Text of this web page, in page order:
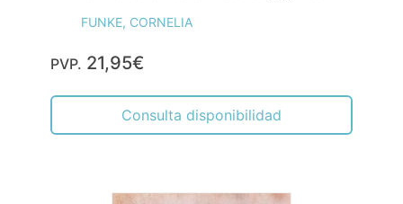
FUNKE, CORNELIA
PVP. 21,95€
Consulta disponibilidad